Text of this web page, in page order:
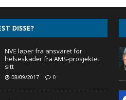
DISSE?
NVE løper fra ansvaret for
helseskader fra AMS-prosjektet
sitt
08/09/2017 0